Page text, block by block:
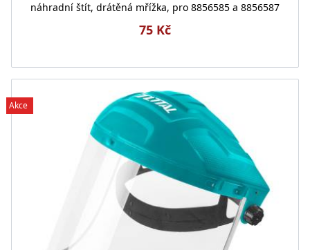
náhradní štít, drátěná mřížka, pro 8856585 a 8856587
75 Kč
Akce